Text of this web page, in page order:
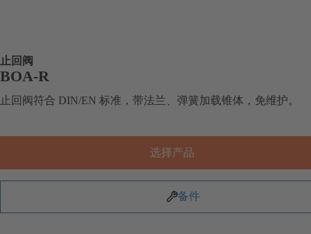
止回阀
BOA-R
止回阀符合 DIN/EN 标准，带法兰、弹簧加载锥体，免维护。
选择产品
备件